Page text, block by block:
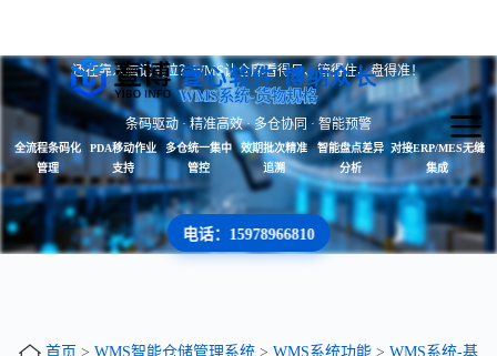
壹心软件 博纳众长
还在靠人脑记货位？WMS让仓库看得见、管得住、盘得准！
WMS系统-货物规格
条码驱动 · 精准高效 · 多仓协同 · 智能预警
全流程条码化
管理
PDA移动作业
支持
多仓统一集中
管控
效期批次精准
追溯
智能盘点差异
分析
对接ERP/MES无缝
集成
电话：15978966810
首页 > WMS智能仓储管理系统> WMS系统功能> WMS系统-基